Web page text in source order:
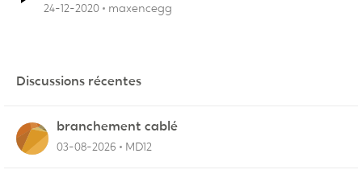
24-12-2020 maxencegg
Discussions récentes
branchement cablé
03-08-2026 MD12